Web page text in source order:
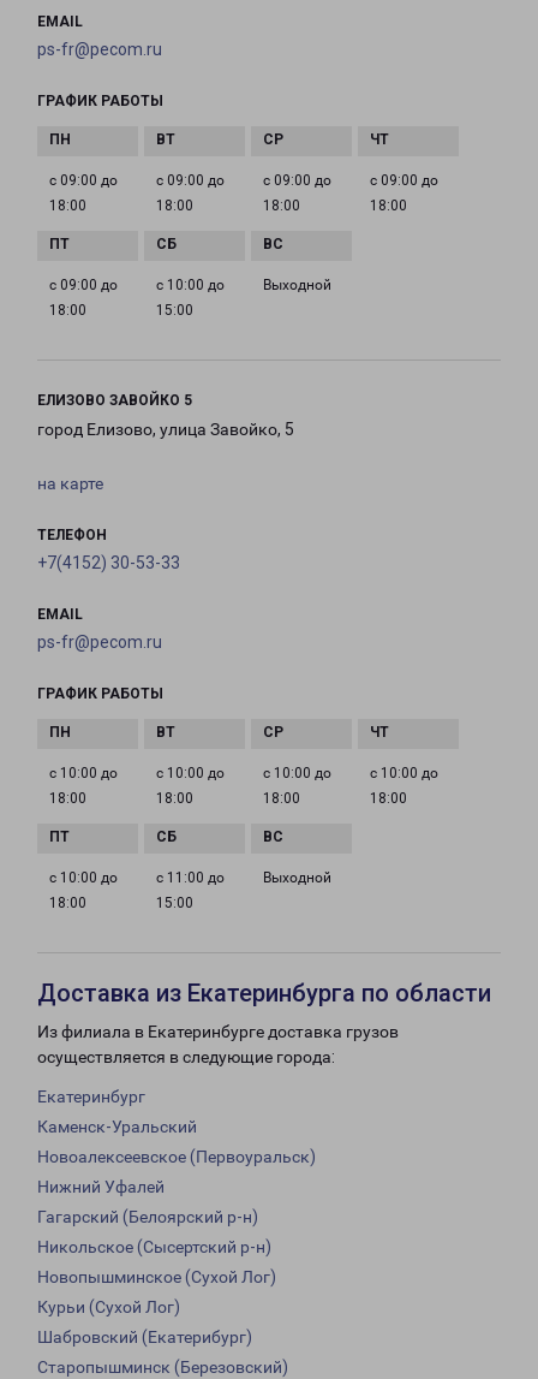
EMAIL
ps-fr@pecom.ru
ГРАФИК РАБОТЫ
с 09:00 до
18:00
с 09:00 до
18:00
с 09:00 до
18:00
с 09:00 до
18:00
с 09:00 до
18:00
с 10:00 до
15:00
Выходной
ЕЛИЗОВО ЗАВОЙКО 5
город Елизово, улица Завойко, 5
на карте
ТЕЛЕФОН
+7(4152) 30-53-33
EMAIL
ps-fr@pecom.ru
ГРАФИК РАБОТЫ
с 10:00 до
18:00
с 10:00 до
18:00
с 10:00 до
18:00
с 10:00 до
18:00
с 10:00 до
18:00
с 11:00 до
15:00
Выходной
Доставка из Екатеринбурга по области
Из филиала в Екатеринбурге доставка грузов
осуществляется в следующие города:
Екатеринбург
Каменск-Уральский
Новоалексеевское (Первоуральск)
Нижний Уфалей
Гагарский (Белоярский р-н)
Никольское (Сысертский р-н)
Новопышминское (Сухой Лог)
Курьи (Сухой Лог)
Шабровский (Екатерибург)
Старопышминск (Березовский)